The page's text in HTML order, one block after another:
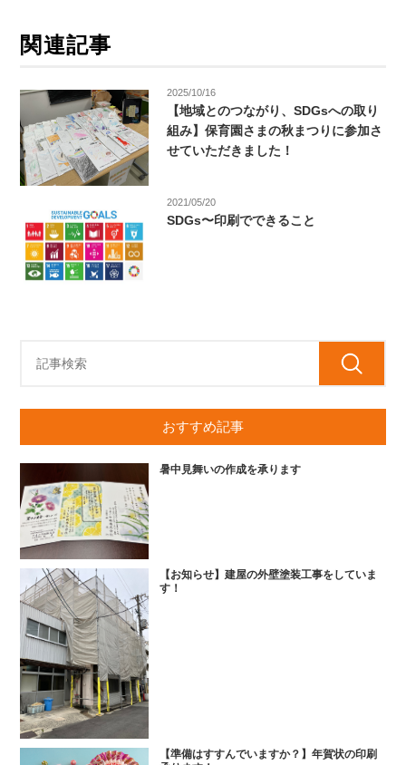
関連記事
2025/10/16
【地域とのつながり、SDGsへの取り
組み】保育園さまの秋まつりに参加さ
せていただきました！
2021/05/20
SDGs〜印刷でできること
おすすめ記事
暑中見舞いの作成を承ります
【お知らせ】建屋の外壁塗装工事をしていま
す！
【準備はすすんでいますか？】年賀状の印刷